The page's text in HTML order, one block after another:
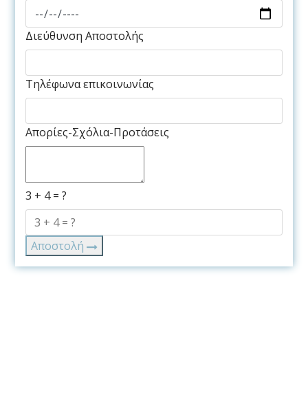
Διεύθυνση Αποστολής
Τηλέφωνα επικοινωνίας
Απορίες-Σχόλια-Προτάσεις
3 + 4 = ?
Αποστολή